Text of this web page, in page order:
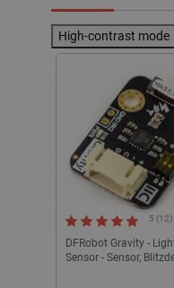
High-contrast mode
5 (12)
DFRobot Gravity -
Sensor - Sensor,